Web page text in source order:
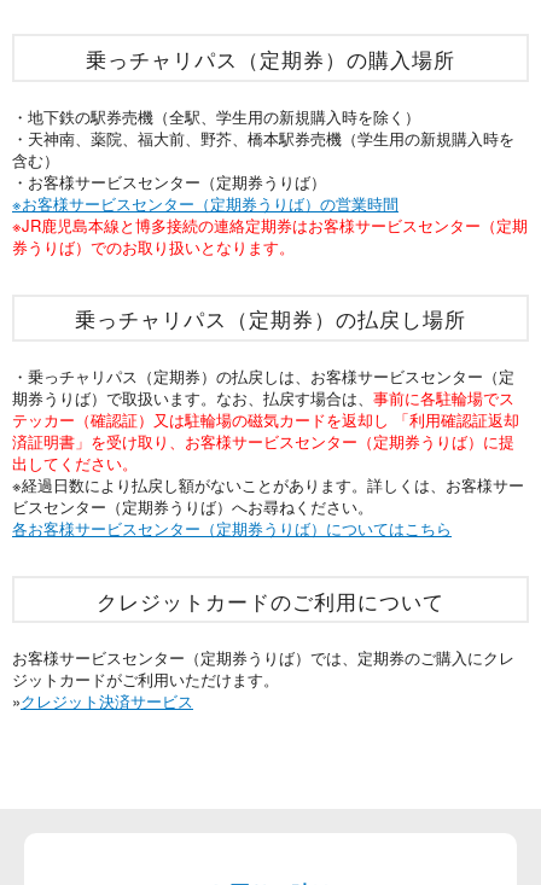
乗っチャリパス（定期券）の購入場所
・地下鉄の駅券売機（全駅、学生用の新規購入時を除く）
・天神南、薬院、福大前、野芥、橋本駅券売機（学生用の新規購入時を
含む）
・お客様サービスセンター（定期券うりば）
※お客様サービスセンター（定期券うりば）の営業時間
※JR鹿児島本線と博多接続の連絡定期券はお客様サービスセンター（定期
券うりば）でのお取り扱いとなります。
乗っチャリパス（定期券）の払戻し場所
・乗っチャリパス（定期券）の払戻しは、お客様サービスセンター（定
期券うりば）で取扱います。なお、払戻す場合は、 事前に各駐輪場でス
テッカー（確認証）又は駐輪場の磁気カードを返却し 「利用確認証返却
済証明書」を受け取り、お客様サービスセンター（定期券うりば）に提
出してください。
※経過日数により払戻し額がないことがあります。詳しくは、お客様サー
ビスセンター（定期券うりば）へお尋ねください。
各お客様サービスセンター（定期券うりば）についてはこちら
クレジットカードのご利用について
お客様サービスセンター（定期券うりば）では、定期券のご購入にクレ
ジットカードがご利用いただけます。
»クレジット決済サービス